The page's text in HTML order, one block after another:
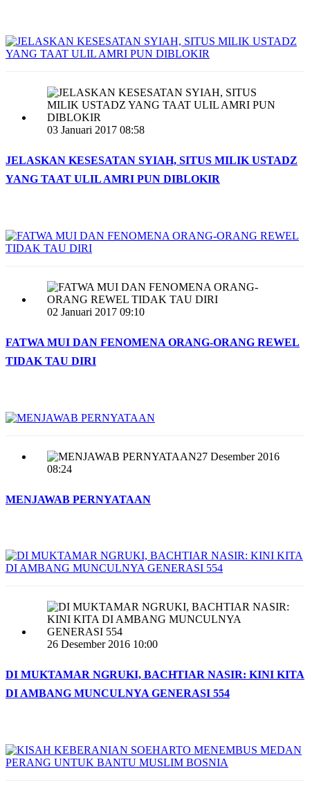
03 Januari 2017 08:58
JELASKAN KESESATAN SYIAH, SITUS MILIK USTADZ
YANG TAAT ULIL AMRI PUN DIBLOKIR
02 Januari 2017 09:10
FATWA MUI DAN FENOMENA ORANG-ORANG REWEL
TIDAK TAU DIRI
27 Desember 2016
08:24
MENJAWAB PERNYATAAN
26 Desember 2016 10:00
DI MUKTAMAR NGRUKI, BACHTIAR NASIR: KINI KITA
DI AMBANG MUNCULNYA GENERASI 554